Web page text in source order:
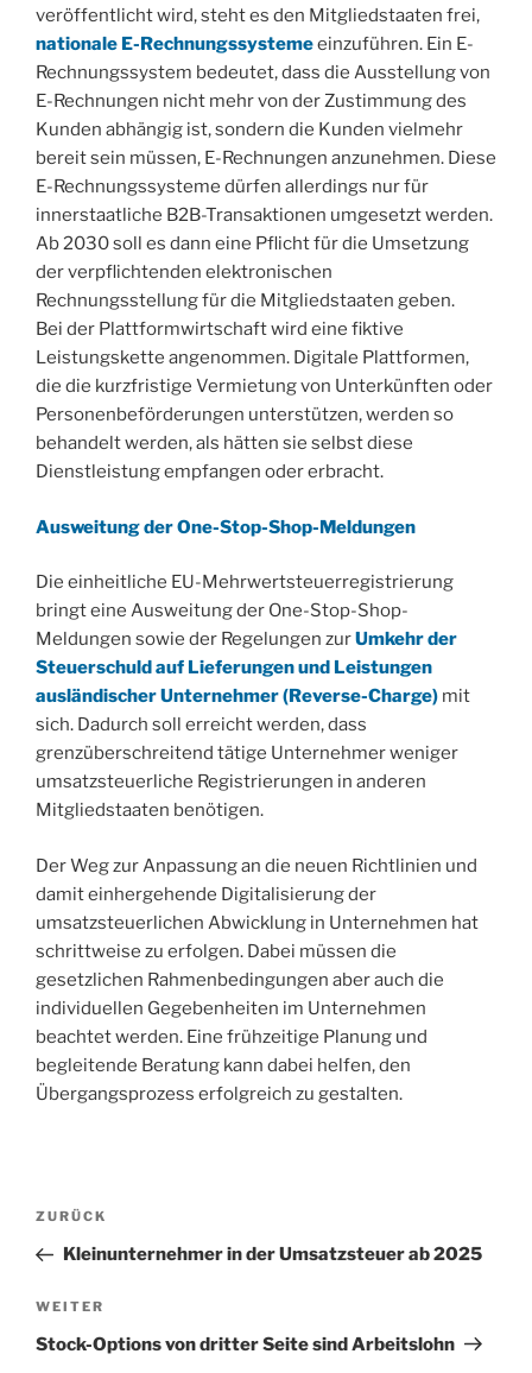
veröffentlicht wird, steht es den Mitgliedstaaten frei,
nationale E-Rechnungssystemeeinzuführen. Ein E-
Rechnungssystem bedeutet, dass die Ausstellung von
E-Rechnungen nicht mehr von der Zustimmung des
Kunden abhängig ist, sondern die Kunden vielmehr
bereit sein müssen, E-Rechnungen anzunehmen. Diese
E-Rechnungssysteme dürfen allerdings nur für
innerstaatliche B2B-Transaktionen umgesetzt werden.
Ab 2030 soll es dann eine Pflicht für die Umsetzung
der verpflichtenden elektronischen
Rechnungsstellung für die Mitgliedstaaten geben.
Bei der Plattformwirtschaft wird eine fiktive
Leistungskette angenommen. Digitale Plattformen,
die die kurzfristige Vermietung von Unterkünften oder
Personenbeförderungen unterstützen, werden so
behandelt werden, als hätten sie selbst diese
Dienstleistung empfangen oder erbracht.
Ausweitung der One-Stop-Shop-Meldungen
Die einheitliche EU-Mehrwertsteuerregistrierung
bringt eine Ausweitung der One-Stop-Shop-
Meldungen sowie der Regelungen zurUmkehr der
Steuerschuld auf Lieferungen und Leistungen
ausländischer Unternehmer (Reverse-Charge) mit
sich. Dadurch soll erreicht werden, dass
grenzüberschreitend tätige Unternehmer weniger
umsatzsteuerliche Registrierungen in anderen
Mitgliedstaaten benötigen.
Der Weg zur Anpassung an die neuen Richtlinien und
damit einhergehende Digitalisierung der
umsatzsteuerlichen Abwicklung in Unternehmen hat
schrittweise zu erfolgen. Dabei müssen die
gesetzlichen Rahmenbedingungen aber auch die
individuellen Gegebenheiten im Unternehmen
beachtet werden. Eine frühzeitige Planung und
begleitende Beratung kann dabei helfen, den
Übergangsprozess erfolgreich zu gestalten.
Beitragsnavigation
Vorheriger
Beitrag
ZURÜCK
Kleinunternehmer in der Umsatzsteuer ab 2025
Nächster
Beitrag
WEITER
Stock-Options von dritter Seite sind Arbeitslohn